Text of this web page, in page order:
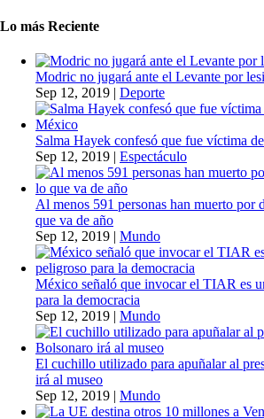
Lo más Reciente
Modric no jugará ante el Levante por
Sep 12, 2019 | Deporte
Salma Hayek confesó que fue víctima
Sep 12, 2019 | Espectáculo
Al menos 591 personas han muerto por
que va de año
Sep 12, 2019 | Mundo
México señaló que invocar el TIAR es
para la democracia
Sep 12, 2019 | Mundo
El cuchillo utilizado para apuñalar al
irá al museo
Sep 12, 2019 | Mundo